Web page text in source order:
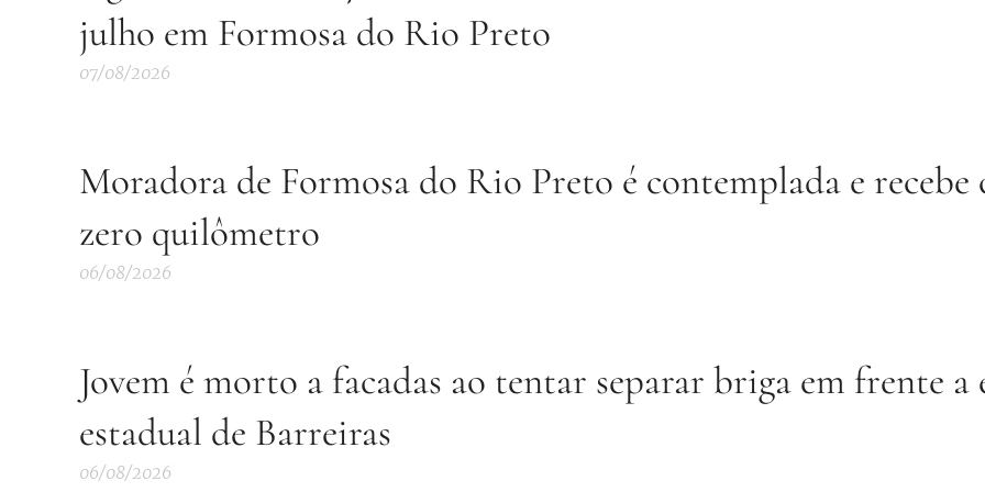
julho em Formosa do Rio Preto
07/08/2026
Moradora de Formosa do Rio Preto é contemplada e recebe
zero quilômetro
06/08/2026
Jovem é morto a facadas ao tentar separar briga em frente a
estadual de Barreiras
06/08/2026